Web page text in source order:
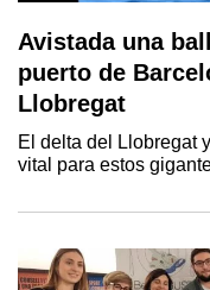
Avistada una
puerto de
Llobregat
El delta del Llobregat
vital para estos